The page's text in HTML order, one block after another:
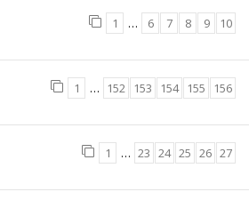
1 … 6 7 8 9 10
1 … 152 153 154 155 156
1 … 23 24 25 26 27